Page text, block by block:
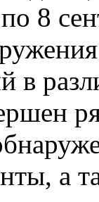
8
в
а